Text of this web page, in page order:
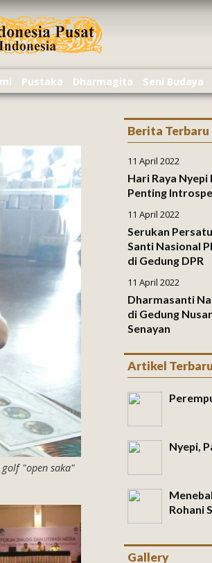
Pustaka Dharmagita Seni Budaya
golf "open saka"
Berita Terbaru
11 April 2022
Hari Raya Nyepi
Penting
11 April 2022
Serukan
Santi Nasional
di Gedung DPR
11 April 2022
Dharmasanti
di Gedung
Senayan
Artikel Terbaru
Nyepi,
Rohani
Gallery